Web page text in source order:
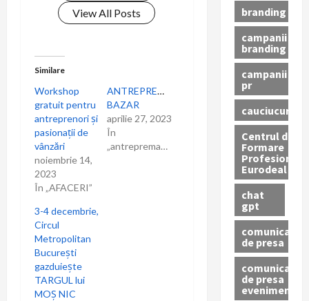
r
t
i
c
o
l
e
View All Posts
Similare
Workshop
gratuit pentru
antreprenori și
pasionații de
vânzări
noiembrie 14,
2023
În „AFACERI”
ANTREPREMAME
BAZAR
aprilie 27, 2023
În
„antrepremame”
3-4 decembrie,
Circul
Metropolitan
București
gazduiește
TARGUL lui
MOȘ NIC
branding
campanii
branding
campanii
pr
cauciucuri
Centrul de
Formare
Profesionala
Eurodeal
chat
gpt
comunicat
de presa
comunicat
de presa
eveniment